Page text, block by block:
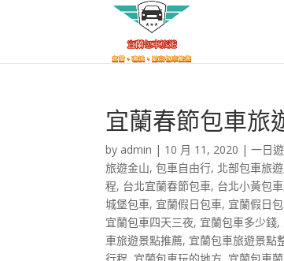
宜蘭春節包車旅
by admin | 10 月 11, 2020 |一日遊
旅遊金山,包車自由行, 北部包車旅遊
程, 台北宜蘭春節包車, 台北小黃包車
城堡包車, 宜蘭假日包車, 宜蘭假日
宜蘭包車四天三夜, 宜蘭包車多少錢,
車旅遊景點推薦, 宜蘭包車旅遊景點